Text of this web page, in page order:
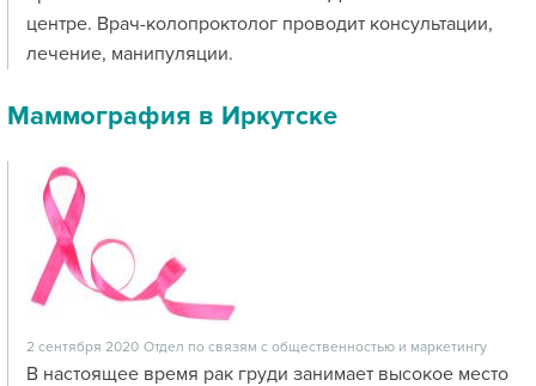
центре. Врач-колопроктолог проводит консультации,
лечение, манипуляции.
Маммография в Иркутске
2 сентября 2020 Отдел по связям с общественностью и маркетингу
В настоящее время рак груди занимает высокое место